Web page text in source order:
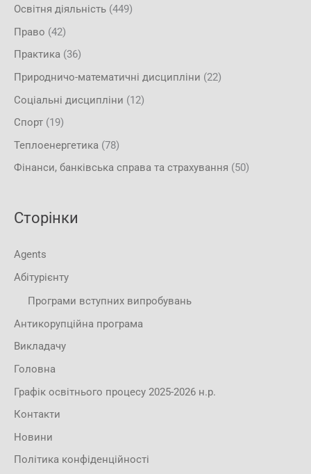
Освітня діяльність (449)
Право (42)
Практика (36)
Природничо-математичні дисципліни (22)
Соціальні дисципліни (12)
Спорт (19)
Теплоенергетика (78)
Фінанси, банківська справа та страхування (50)
Сторінки
Agents
Абітурієнту
Програми вступних випробувань
Антикорупційна програма
Викладачу
Головна
Графік освітнього процесу 2025-2026 н.р.
Контакти
Новини
Політика конфіденційності